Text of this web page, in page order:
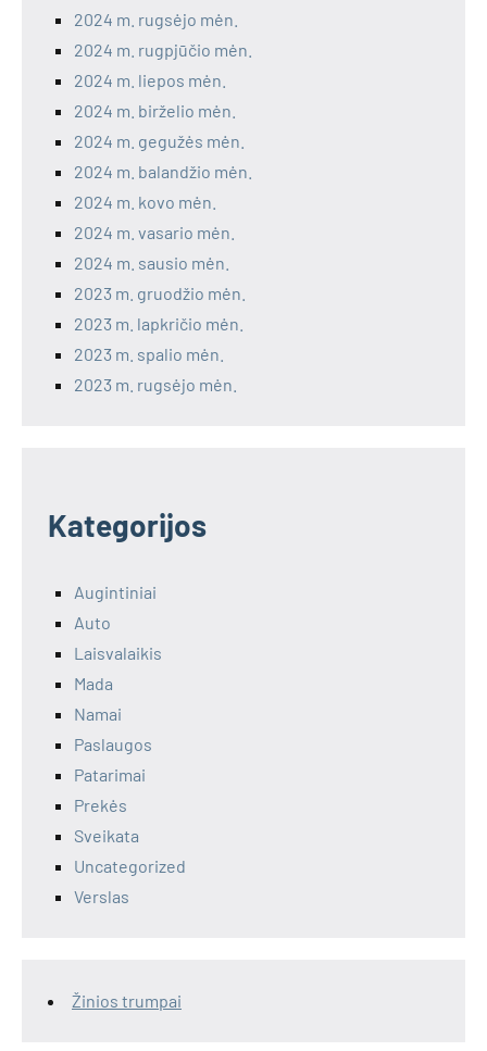
2024 m. rugsėjo mėn.
2024 m. rugpjūčio mėn.
2024 m. liepos mėn.
2024 m. birželio mėn.
2024 m. gegužės mėn.
2024 m. balandžio mėn.
2024 m. kovo mėn.
2024 m. vasario mėn.
2024 m. sausio mėn.
2023 m. gruodžio mėn.
2023 m. lapkričio mėn.
2023 m. spalio mėn.
2023 m. rugsėjo mėn.
Kategorijos
Augintiniai
Auto
Laisvalaikis
Mada
Namai
Paslaugos
Patarimai
Prekės
Sveikata
Uncategorized
Verslas
Žinios trumpai